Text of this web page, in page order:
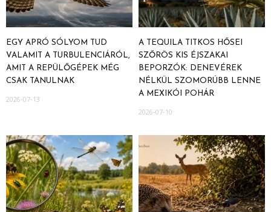
EGY APRÓ SÓLYOM TUD
VALAMIT A TURBULENCIÁRÓL,
AMIT A REPÜLŐGÉPEK MÉG
CSAK TANULNAK
2026-07-13
A TEQUILA TITKOS HŐSEI
SZŐRÖS KIS ÉJSZAKAI
BEPORZÓK: DENEVÉREK
NÉLKÜL SZOMORÚBB LENNE
A MEXIKÓI POHÁR
2026-07-10